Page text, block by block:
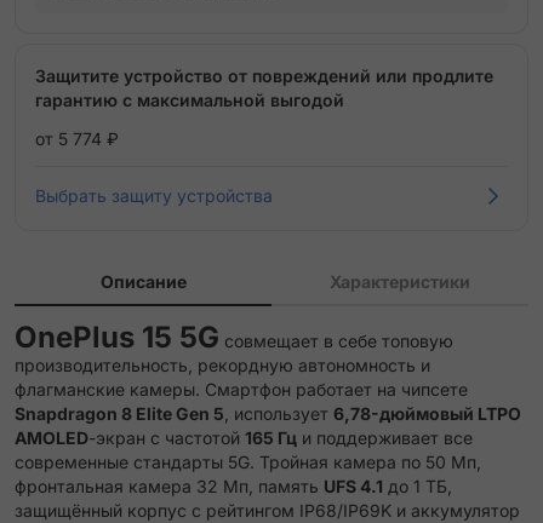
Защитите устройство от повреждений или продлите
гарантию с максимальной выгодой
от 5 774 ₽
Выбрать защиту устройства
Описание Характеристики
OnePlus 15 5G совмещает в себе топовую
производительность, рекордную автономность и
флагманские камеры. Смартфон работает на чипсете
Snapdragon 8 Elite Gen 5 , использует 6,78-дюймовый LTPO
AMOLED-экран с частотой 165 Гц и поддерживает все
современные стандарты 5G. Тройная камера по 50 Мп,
фронтальная камера 32 Мп, память UFS 4.1 до 1 ТБ,
защищённый корпус с рейтингом IP68/IP69K и аккумулятор